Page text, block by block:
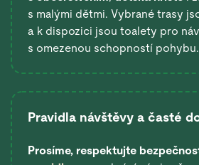
s malými dětmi. Vybrané trasy
a k dispozici jsou toalety pro
s omezenou schopností pohybu.
Pravidla návštěvy a časté
Prosíme, respektujte